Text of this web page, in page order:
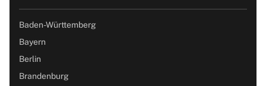
Baden-Württemberg
Bayern
Berlin
Brandenburg